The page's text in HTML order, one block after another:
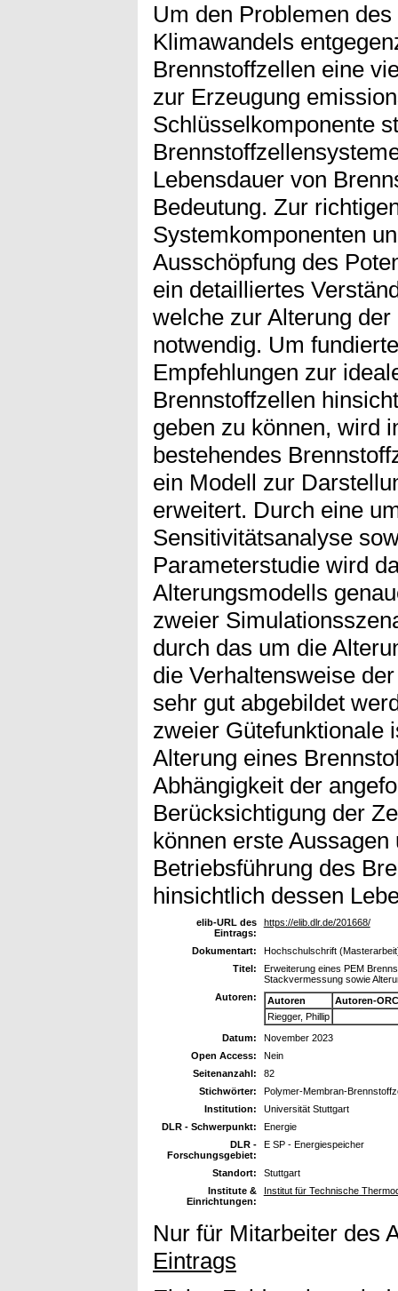
Um den Problemen
Klimawandels
Brennstoffzellen eine
zur Erzeugung
Schlüsselkomponente
Lebensdauer von
Bedeutung. Zur
Systemkomponenten
Ausschöpfung des
ein detailliertes
welche zur Alterung
notwendig. Um
Empfehlungen zur
Brennstoffzellen
geben zu können, wird
bestehendes
ein Modell zur
erweitert. Durch eine
Sensitivitätsanalyse
Parameterstudie wird
Alterungsmodells
zweier
durch das um die
die Verhaltensweise
sehr gut abgebildet
zweier Gütefunktionale
Alterung eines
Abhängigkeit der
Berücksichtigung der
können erste
Betriebsführung des
hinsichtlich dessen
elib-URL des
Eintrags:
https://elib.dlr.de/201668/
Dokumentart:
Hochschulschrift
Titel:
Erweiterung eines PEM
Stackvermessung sowie
Autoren:
Autoren
Autoren-
Riegger, Phillip
Datum:
November 2023
Open Access:
Nein
Seitenanzahl:
82
Stichwörter:
Polymer-Membran-
Institution:
Universität Stuttgart
DLR - Schwerpunkt:
Energie
DLR -
Forschungsgebiet:
E SP - Energiespeicher
Standort:
Stuttgart
Institute &
Einrichtungen:
Institut für Technische
Nur für Mitarbeiter des
Eintrags